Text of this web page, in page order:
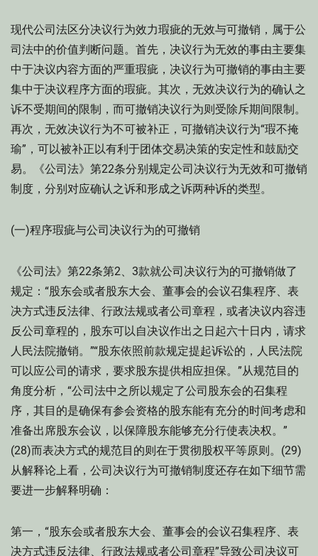
现代公司法区分决议行为效力瑕疵的无效与可撤销，属于公
司法中的价值判断问题。首先，决议行为无效的事由主要集
中于决议内容方面的严重瑕疵，决议行为可撤销的事由主要
集中于决议程序方面的瑕疵。其次，无效决议行为的确认之
诉不受期间的限制，而可撤销决议行为则受除斥期间限制。
再次，无效决议行为不可被补正，可撤销决议行为“瑕不掩
瑜”，可以被补正以有利于团体交易决策的安定性和鼓励交
易。《公司法》第22条分别规定公司决议行为无效和可撤销
制度，分别对应确认之诉和形成之诉两种诉的类型。
(一)程序瑕疵与公司决议行为的可撤销
《公司法》第22条第2、3款就公司决议行为的可撤销做了
规定：“股东会或者股东大会、董事会的会议召集程序、表
决方式违反法律、行政法规或者公司章程，或者决议内容违
反公司章程的，股东可以自决议作出之日起六十日内，请求
人民法院撤销。”“股东依照前款规定提起诉讼的，人民法院
可以应公司的请求，要求股东提供相应担保。”从规范目的
角度分析，“公司法中之所以规定了公司股东会的召集程
序，其目的是确保有参会资格的股东能有充分的时间考虑和
准备出席股东会议，以保障股东能够充分行使表决权。”
(28)而表决方式的规范目的则在于贯彻股权平等原则。(29)
从解释论上看，公司决议行为可撤销制度还存在如下细节需
要进一步解释明确：
第一，“股东会或者股东大会、董事会的会议召集程序、表
决方式违反法律、行政法规或者公司章程”导致公司决议可